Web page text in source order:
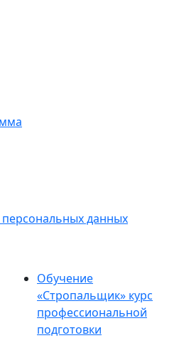
данных
Обучение
«Стропальщик» курс
профессиональной
подготовки